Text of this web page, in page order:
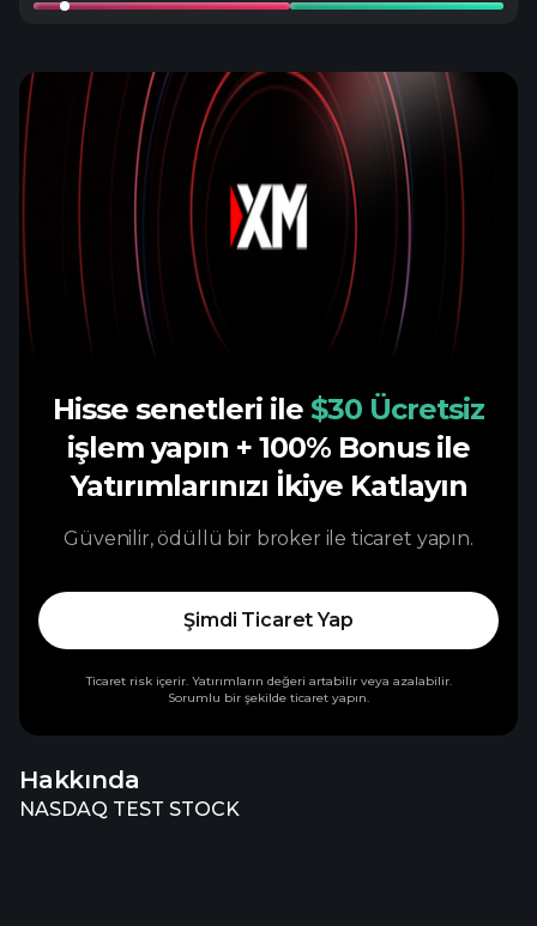
Hakkında
NASDAQ TEST STOCK
Hisse senetleri ile $30 Ücretsiz
işlem yapın + 100% Bonus ile
Yatırımlarınızı İkiye Katlayın
Güvenilir, ödüllü bir broker ile ticaret yapın.
Şimdi Ticaret Yap
Ticaret risk içerir. Yatırımların değeri artabilir veya azalabilir.
Sorumlu bir şekilde ticaret yapın.